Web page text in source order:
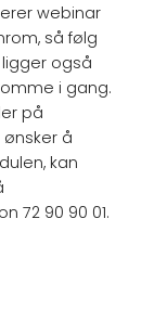
webinar
så følg
også
i gang.
på
å
kan
72 90 90 01.